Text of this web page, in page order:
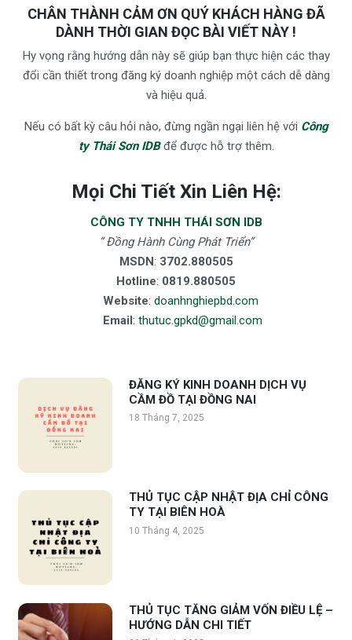
CHÂN THÀNH CẢM ƠN QUÝ KHÁCH HÀNG ĐÃ
DÀNH THỜI GIAN ĐỌC BÀI VIẾT NÀY !
Hy vọng rằng hướng dẫn này sẽ giúp bạn thực hiện các thay
đổi cần thiết trong đăng ký doanh nghiệp một cách dễ dàng
và hiệu quả.
Nếu có bất kỳ câu hỏi nào, đừng ngần ngại liên hệ với Công
ty Thái Sơn IDBđể được hỗ trợ thêm.
Mọi Chi Tiết Xin Liên Hệ:
CÔNG TY TNHH THÁI SƠN IDB
” Đồng Hành Cùng Phát Triển”
MSDN: 3702.880505
Hotline: 0819.880505
Website: doanhnghiepbd.com
Email: thutuc.gpkd@gmail.com
ĐĂNG KÝ KINH DOANH DỊCH VỤ
CẦM ĐỒ TẠI ĐỒNG NAI
18 Tháng 7, 2025
THỦ TỤC CẬP NHẬT ĐỊA CHỈ CÔNG
TY TẠI BIÊN HOÀ
10 Tháng 4, 2025
THỦ TỤC TĂNG GIẢM VỐN ĐIỀU LỆ –
HƯỚNG DẪN CHI TIẾT